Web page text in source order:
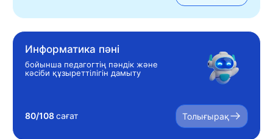
Информатика пәні
бойынша педагогтің пәндік және
кәсіби құзыреттілігін дамыту
80/108сағат Толығырақ